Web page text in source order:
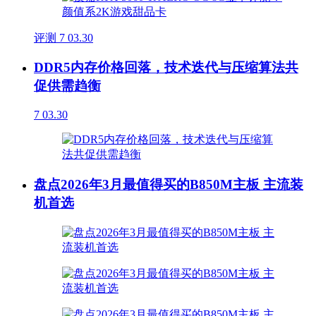
评测 7 03.30
DDR5内存价格回落，技术迭代与压缩算法共
促供需趋衡
7 03.30
盘点2026年3月最值得买的B850M主板 主流装
机首选